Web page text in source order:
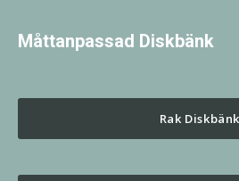
Måttanpassad Diskbänk
Rak Diskbänk